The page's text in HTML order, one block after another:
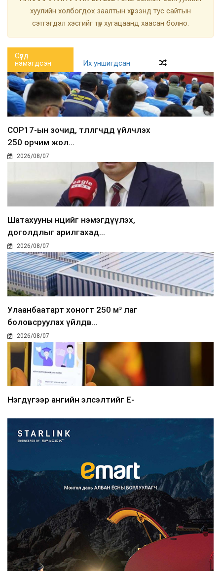
хуулийн холбогдох заалтын хүрээнд тус сайтын
сэтгэгдэл хэсгийг түр хугацаанд хаасан болно.
Сүүлд
нэмэгдсэн
Их уншигдсан
COP17-ын зочид, төлөөлөгчдөд үйлчлэх
250 орчим жол...
2026/08/07
Шатахууны нөөцийг нэмэгдүүлэх,
доголдлыг арилгахад...
2026/08/07
Улаанбаатарт хоногт 250 м³ лаг
боловсруулах үйлдв...
2026/08/07
Нэгдүгээр ангийн элсэлтийг E-
Францад иргэд рүү зөвшөөрөлгүй
сурталчилгааны дууд...
2026/08/07